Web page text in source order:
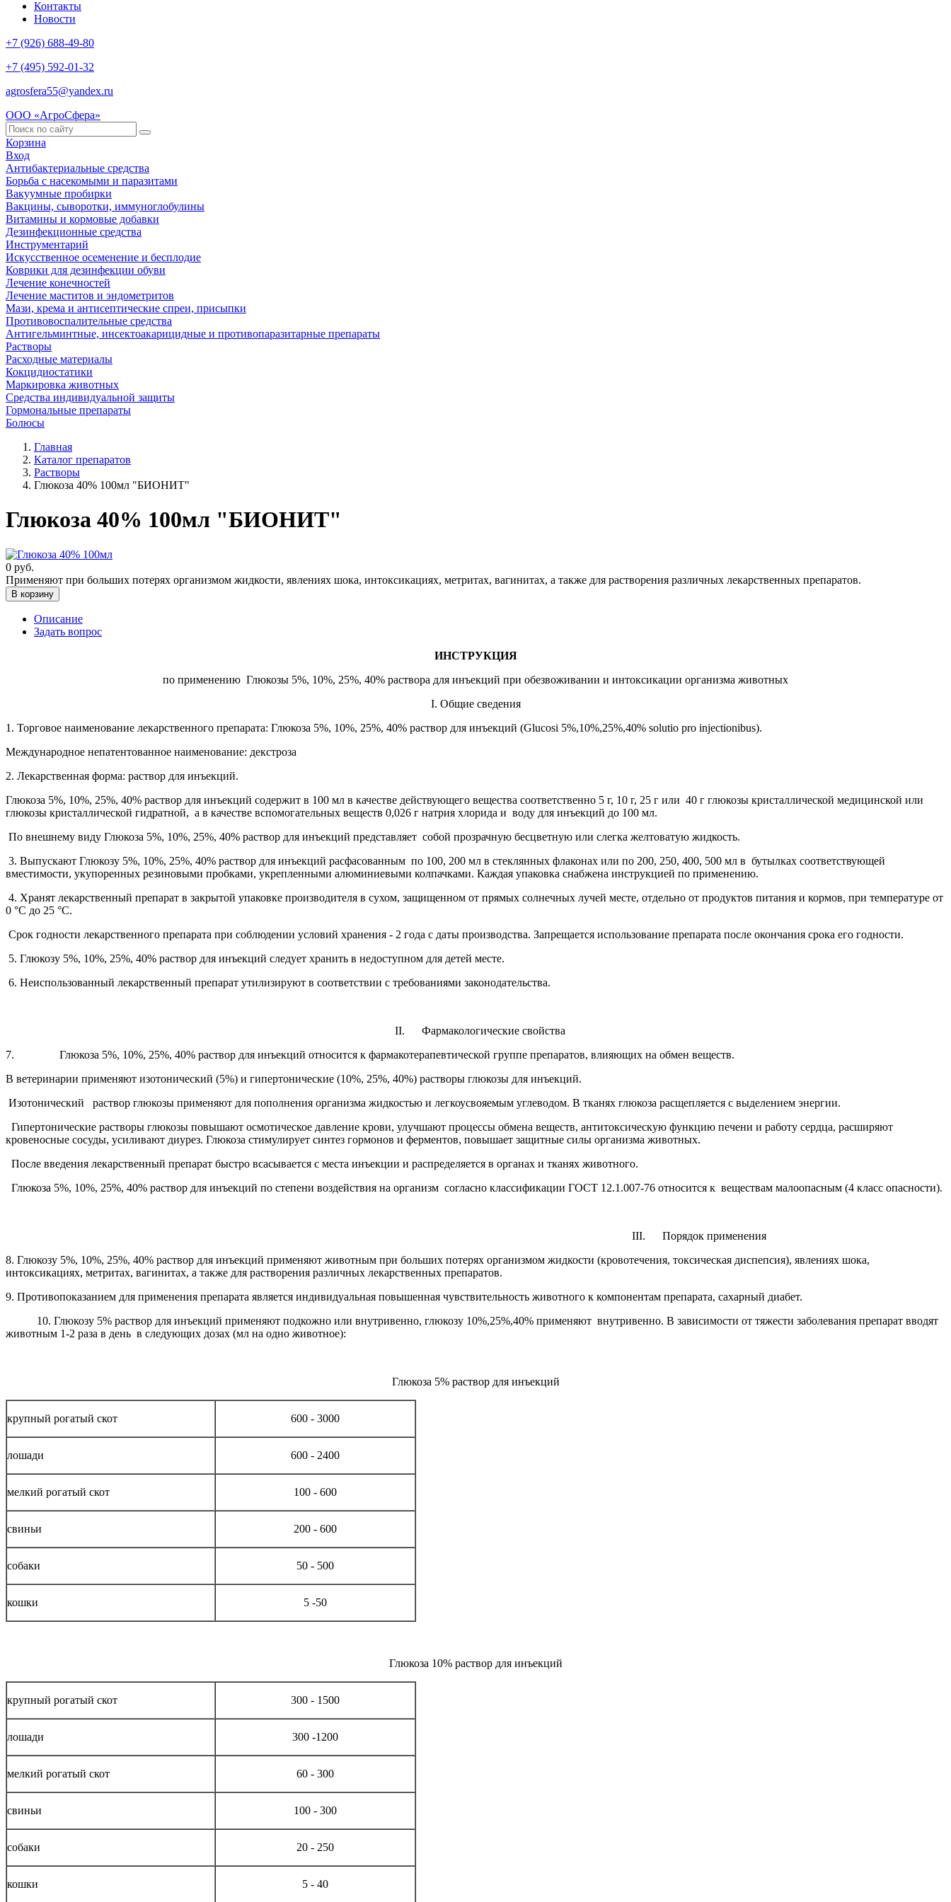
Контакты
Новости
+7 (926) 688-49-80
+7 (495) 592-01-32
agrosfera55@yandex.ru
ООО «АгроСфера»
Корзина
Вход
Антибактериальные средства
Борьба с насекомыми и паразитами
Вакуумные пробирки
Вакцины, сыворотки, иммуноглобулины
Витамины и кормовые добавки
Дезинфекционные средства
Инструментарий
Искусственное осеменение и бесплодие
Коврики для дезинфекции обуви
Лечение конечностей
Лечение маститов и эндометритов
Мази, крема и антисептические спреи, присыпки
Противовоспалительные средства
Антигельминтные, инсектоакарицидные и противопаразитарные препараты
Растворы
Расходные материалы
Кокцидиостатики
Маркировка животных
Средства индивидуальной защиты
Гормональные препараты
Болюсы
Главная
Каталог препаратов
Растворы
Глюкоза 40% 100мл "БИОНИТ"
Глюкоза 40% 100мл "БИОНИТ"
0 руб.
Применяют при больших потерях организмом жидкости, явлениях шока, интоксикациях, метритах, вагинитах, а также для растворения различных лекарственных препаратов.
В корзину
Описание
Задать вопрос
ИНСТРУКЦИЯ
по применению Глюкозы 5%, 10%, 25%, 40% раствора для инъекций при обезвоживании и интоксикации организма животных
I. Общие сведения
1. Торговое наименование лекарственного препарата: Глюкоза 5%, 10%, 25%, 40% раствор для инъекций (Glucosi 5%,10%,25%,40% solutio pro injectionibus).
Международное непатентованное наименование: декстроза
2. Лекарственная форма: раствор для инъекций.
Глюкоза 5%, 10%, 25%, 40% раствор для инъекций содержит в 100 мл в качестве действующего вещества соответственно 5 г, 10 г, 25 г или 40 г глюкозы кристаллической медицинской или
глюкозы кристаллической гидратной, а в качестве вспомогательных веществ 0,026 г натрия хлорида и воду для инъекций до 100 мл.
По внешнему виду Глюкоза 5%, 10%, 25%, 40% раствор для инъекций представляет собой прозрачную бесцветную или слегка желтоватую жидкость.
3. Выпускают Глюкозу 5%, 10%, 25%, 40% раствор для инъекций расфасованным по 100, 200 мл в стеклянных флаконах или по 200, 250, 400, 500 мл в бутылках соответствующей
вместимости, укупоренных резиновыми пробками, укрепленными алюминиевыми колпачками. Каждая упаковка снабжена инструкцией по применению.
4. Хранят лекарственный препарат в закрытой упаковке производителя в сухом, защищенном от прямых солнечных лучей месте, отдельно от продуктов питания и кормов, при температуре от
0 °С до 25 °С.
Срок годности лекарственного препарата при соблюдении условий хранения - 2 года с даты производства. Запрещается использование препарата после окончания срока его годности.
5. Глюкозу 5%, 10%, 25%, 40% раствор для инъекций следует хранить в недоступном для детей месте.
6. Неиспользованный лекарственный препарат утилизируют в соответствии с требованиями законодательства.
II. Фармакологические свойства
7. Глюкоза 5%, 10%, 25%, 40% раствор для инъекций относится к фармакотерапевтической группе препаратов, влияющих на обмен веществ.
В ветеринарии применяют изотонический (5%) и гипертонические (10%, 25%, 40%) растворы глюкозы для инъекций.
Изотонический раствор глюкозы применяют для пополнения организма жидкостью и легкоусвояемым углеводом. В тканях глюкоза расщепляется с выделением энергии.
Гипертонические растворы глюкозы повышают осмотическое давление крови, улучшают процессы обмена веществ, антитоксическую функцию печени и работу сердца, расширяют
кровеносные сосуды, усиливают диурез. Глюкоза стимулирует синтез гормонов и ферментов, повышает защитные силы организма животных.
После введения лекарственный препарат быстро всасывается с места инъекции и распределяется в органах и тканях животного.
Глюкоза 5%, 10%, 25%, 40% раствор для инъекций по степени воздействия на организм согласно классификации ГОСТ 12.1.007-76 относится к веществам малоопасным (4 класс опасности).
III. Порядок применения
8. Глюкозу 5%, 10%, 25%, 40% раствор для инъекций применяют животным при больших потерях организмом жидкости (кровотечения, токсическая диспепсия), явлениях шока,
интоксикациях, метритах, вагинитах, а также для растворения различных лекарственных препаратов.
9. Противопоказанием для применения препарата является индивидуальная повышенная чувствительность животного к компонентам препарата, сахарный диабет.
10. Глюкозу 5% раствор для инъекций применяют подкожно или внутривенно, глюкозу 10%,25%,40% применяют внутривенно. В зависимости от тяжести заболевания препарат вводят
животным 1-2 раза в день в следующих дозах (мл на одно животное):
Глюкоза 5% раствор для инъекций
крупный рогатый скот 600 - 3000
лошади 600 - 2400
мелкий рогатый скот 100 - 600
свиньи 200 - 600
собаки 50 - 500
кошки 5 -50
Глюкоза 10% раствор для инъекций
крупный рогатый скот 300 - 1500
лошади 300 -1200
мелкий рогатый скот 60 - 300
свиньи 100 - 300
собаки 20 - 250
кошки 5 - 40